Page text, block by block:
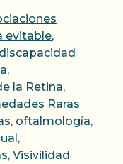
evitable,
discapacidad
,
la Retina,
Raras
, oftalmología,
,
, Visivilidad